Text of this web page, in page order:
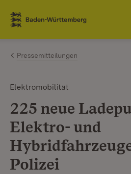
Zum Inhalt springen
Link zur Startseite
Pressemitteilungen
Elektromobilität
225 neue
Elektro- und
Polizei